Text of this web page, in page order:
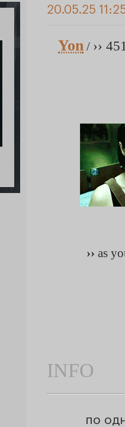
20.05.25
Yon / ››
›› as
INFO
по